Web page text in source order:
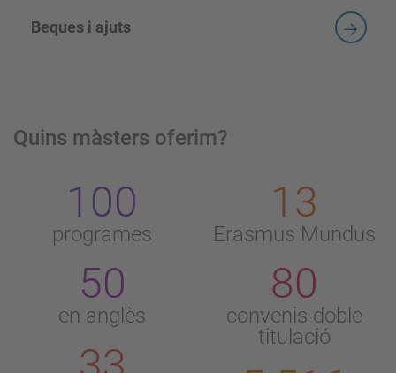
Beques i ajuts
Quins màsters oferim?
100
programes
50
en anglès
13
Erasmus Mundus
80
convenis doble
titulació